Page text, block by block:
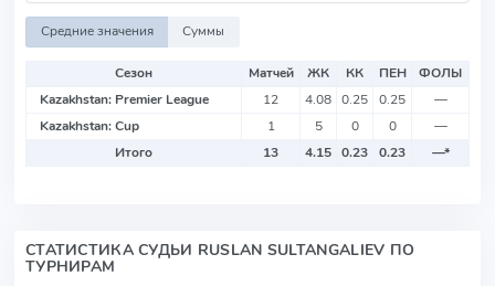
Средние значения Суммы
Сезон Матчей ЖК КК ПЕН
ФОЛЫ
Kazakhstan: Premier League
12 4.08 0.25 0.25
—
Kazakhstan: Cup
1 5 0 0
—
Итого
13 4.15 0.23 0.23 —*
СТАТИСТИКА СУДЬИ RUSLAN SULTANGALIEV ПО
ТУРНИРАМ